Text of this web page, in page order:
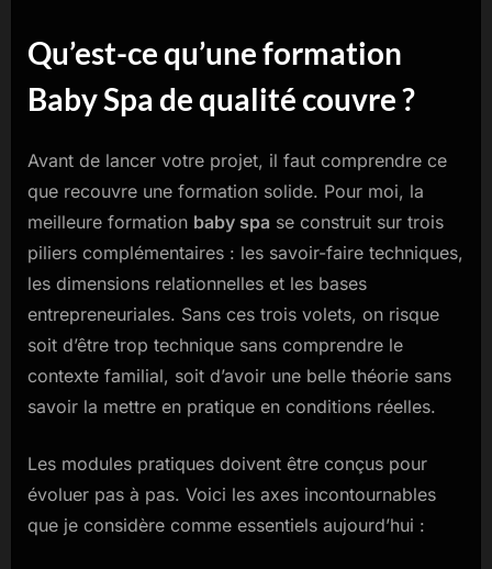
Qu’est-ce qu’une formation
Baby Spa de qualité couvre ?
Avant de lancer votre projet, il faut comprendre ce
que recouvre une formation solide. Pour moi, la
meilleure formation baby spa se construit sur trois
piliers complémentaires : les savoir-faire techniques,
les dimensions relationnelles et les bases
entrepreneuriales. Sans ces trois volets, on risque
soit d’être trop technique sans comprendre le
contexte familial, soit d’avoir une belle théorie sans
savoir la mettre en pratique en conditions réelles.
Les modules pratiques doivent être conçus pour
évoluer pas à pas. Voici les axes incontournables
que je considère comme essentiels aujourd’hui :